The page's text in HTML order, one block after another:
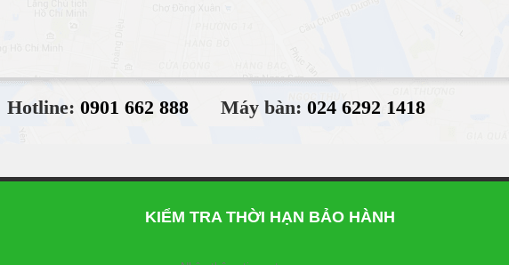
Hotline: 0901 662 888 Máy bàn: 024 6292 1418
KIỂM TRA THỜI HẠN BẢO HÀNH